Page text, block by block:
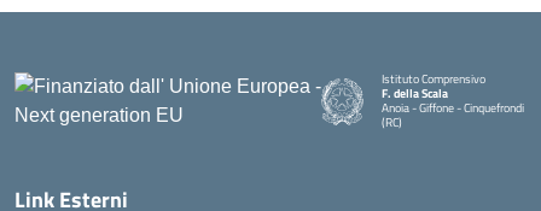
Istituto Comprensivo
F. della Scala
Anoia - Giffone - Cinquefrondi
(RC)
Link Esterni